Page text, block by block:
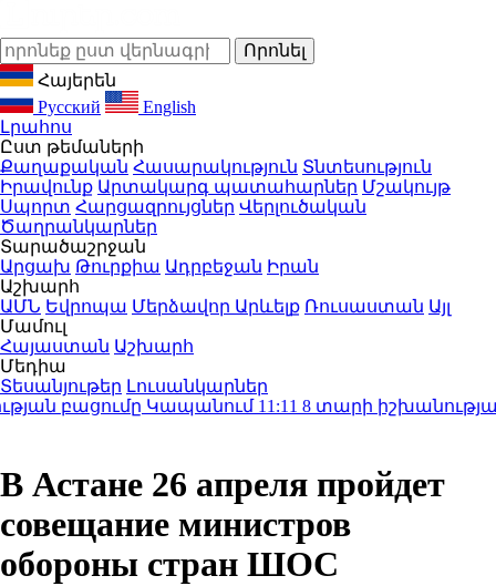
Հայերեն
Русский
English
Լրահոս
Ըստ թեմաների
Քաղաքական Հասարակություն Տնտեսություն
Իրավունք Արտակարգ պատահարներ Մշակույթ
Սպորտ Հարցազրույցներ Վերլուծական
Ծաղրանկարներ
Տարածաշրջան
Արցախ Թուրքիա Ադրբեջան Իրան
Աշխարհ
ԱՄՆ Եվրոպա Մերձավոր Արևելք Ռուսաստան Այլ
Մամուլ
Հայաստան Աշխարհ
Մեդիա
Տեսանյութեր Լուսանկարներ
բացումը Կապանում11:118 տարի իշխանության
В Астане 26 апреля пройдет
совещание министров
обороны стран ШОС